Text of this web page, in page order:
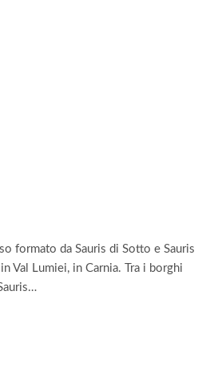
formato da Sauris di Sotto e Sauris
Val Lumiei, in Carnia. Tra i borghi